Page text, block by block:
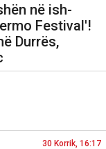
në ish-
Festival'!
Durrës,
30 Korrik, 16:17